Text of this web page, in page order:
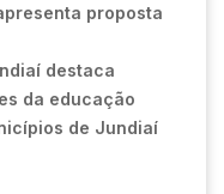
proposta
destaca
da educação
de Jundiaí